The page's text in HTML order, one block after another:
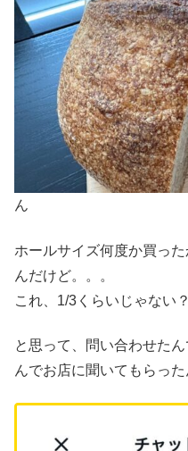
ん
ホールサイズ何度か買っ
んだけど。。。
これ、1/3くらいじゃない
と思って、問い合わせた
んでお店に聞いてもらった